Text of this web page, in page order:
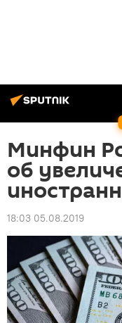
Минфин
об
18:03 05.08.2019